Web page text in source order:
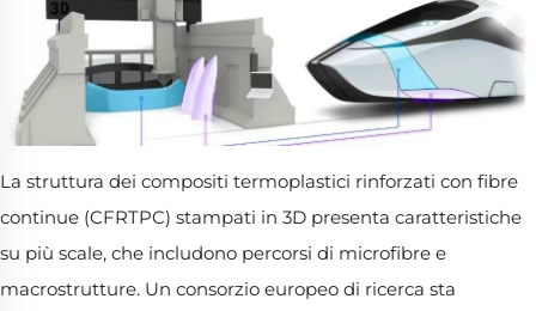
La struttura dei compositi termoplastici rinforzati con fibre
continue (CFRTPC) stampati in 3D presenta caratteristiche
su più scale, che includono percorsi di microfibre e
macrostrutture. Un consorzio europeo di ricerca sta